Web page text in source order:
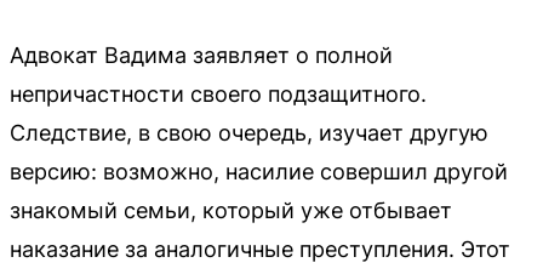
Адвокат Вадима заявляет о полной
непричастности своего подзащитного.
Следствие, в свою очередь, изучает другую
версию: возможно, насилие совершил другой
знакомый семьи, который уже отбывает
наказание за аналогичные преступления. Этот